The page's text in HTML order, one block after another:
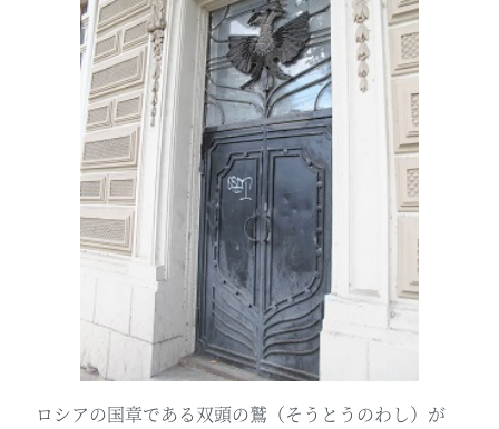
ロシアの国章である双頭の鷲（そうとうのわし）が